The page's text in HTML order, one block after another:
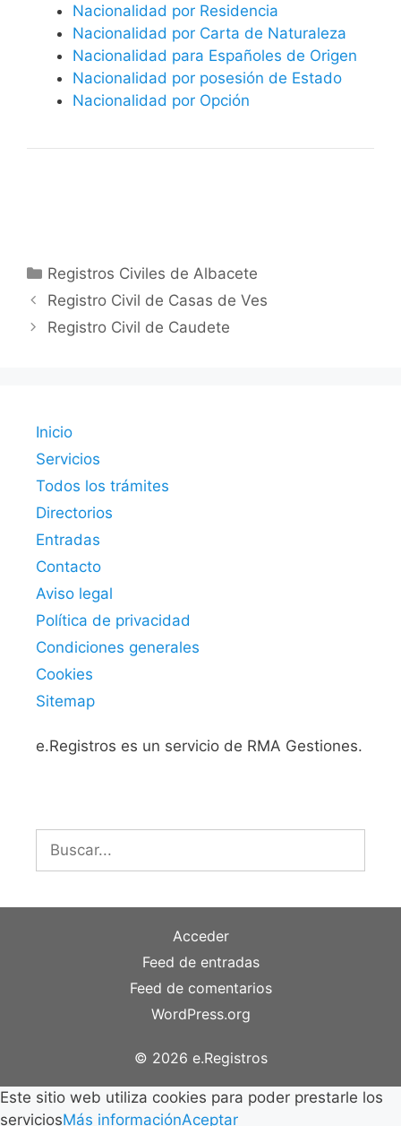
Nacionalidad por Residencia
Nacionalidad por Carta de Naturaleza
Nacionalidad para Españoles de Origen
Nacionalidad por posesión de Estado
Nacionalidad por Opción
Categorías
Registros Civiles de Albacete
Registro Civil de Casas de Ves
Registro Civil de Caudete
Inicio
Servicios
Todos los trámites
Directorios
Entradas
Contacto
Aviso legal
Política de privacidad
Condiciones generales
Cookies
Sitemap
e.Registros es un servicio de RMA Gestiones.
Buscar:
Acceder
Feed de entradas
Feed de comentarios
WordPress.org
© 2026 e.Registros
Este sitio web utiliza cookies para poder prestarle los
serviciosMás informaciónAceptar